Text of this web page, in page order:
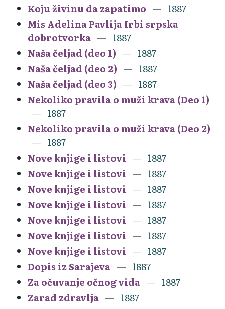
Koju živinu da zapatimo
1887
Mis Adelina Pavlija Irbi srpska
dobrotvorka
1887
Naša čeljad (deo 1)
1887
Naša čeljad (deo 2)
1887
Naša čeljad (deo 3)
1887
Nekoliko pravila o muži krava (Deo 1)
1887
Nekoliko pravila o muži krava (Deo 2)
1887
Nove knjige i listovi
1887
Nove knjige i listovi
1887
Nove knjige i listovi
1887
Nove knjige i listovi
1887
Nove knjige i listovi
1887
Nove knjige i listovi
1887
Nove knjige i listovi
1887
Dopis iz Sarajeva
1887
Za očuvanje očnog vida
1887
Zarad zdravlja
1887